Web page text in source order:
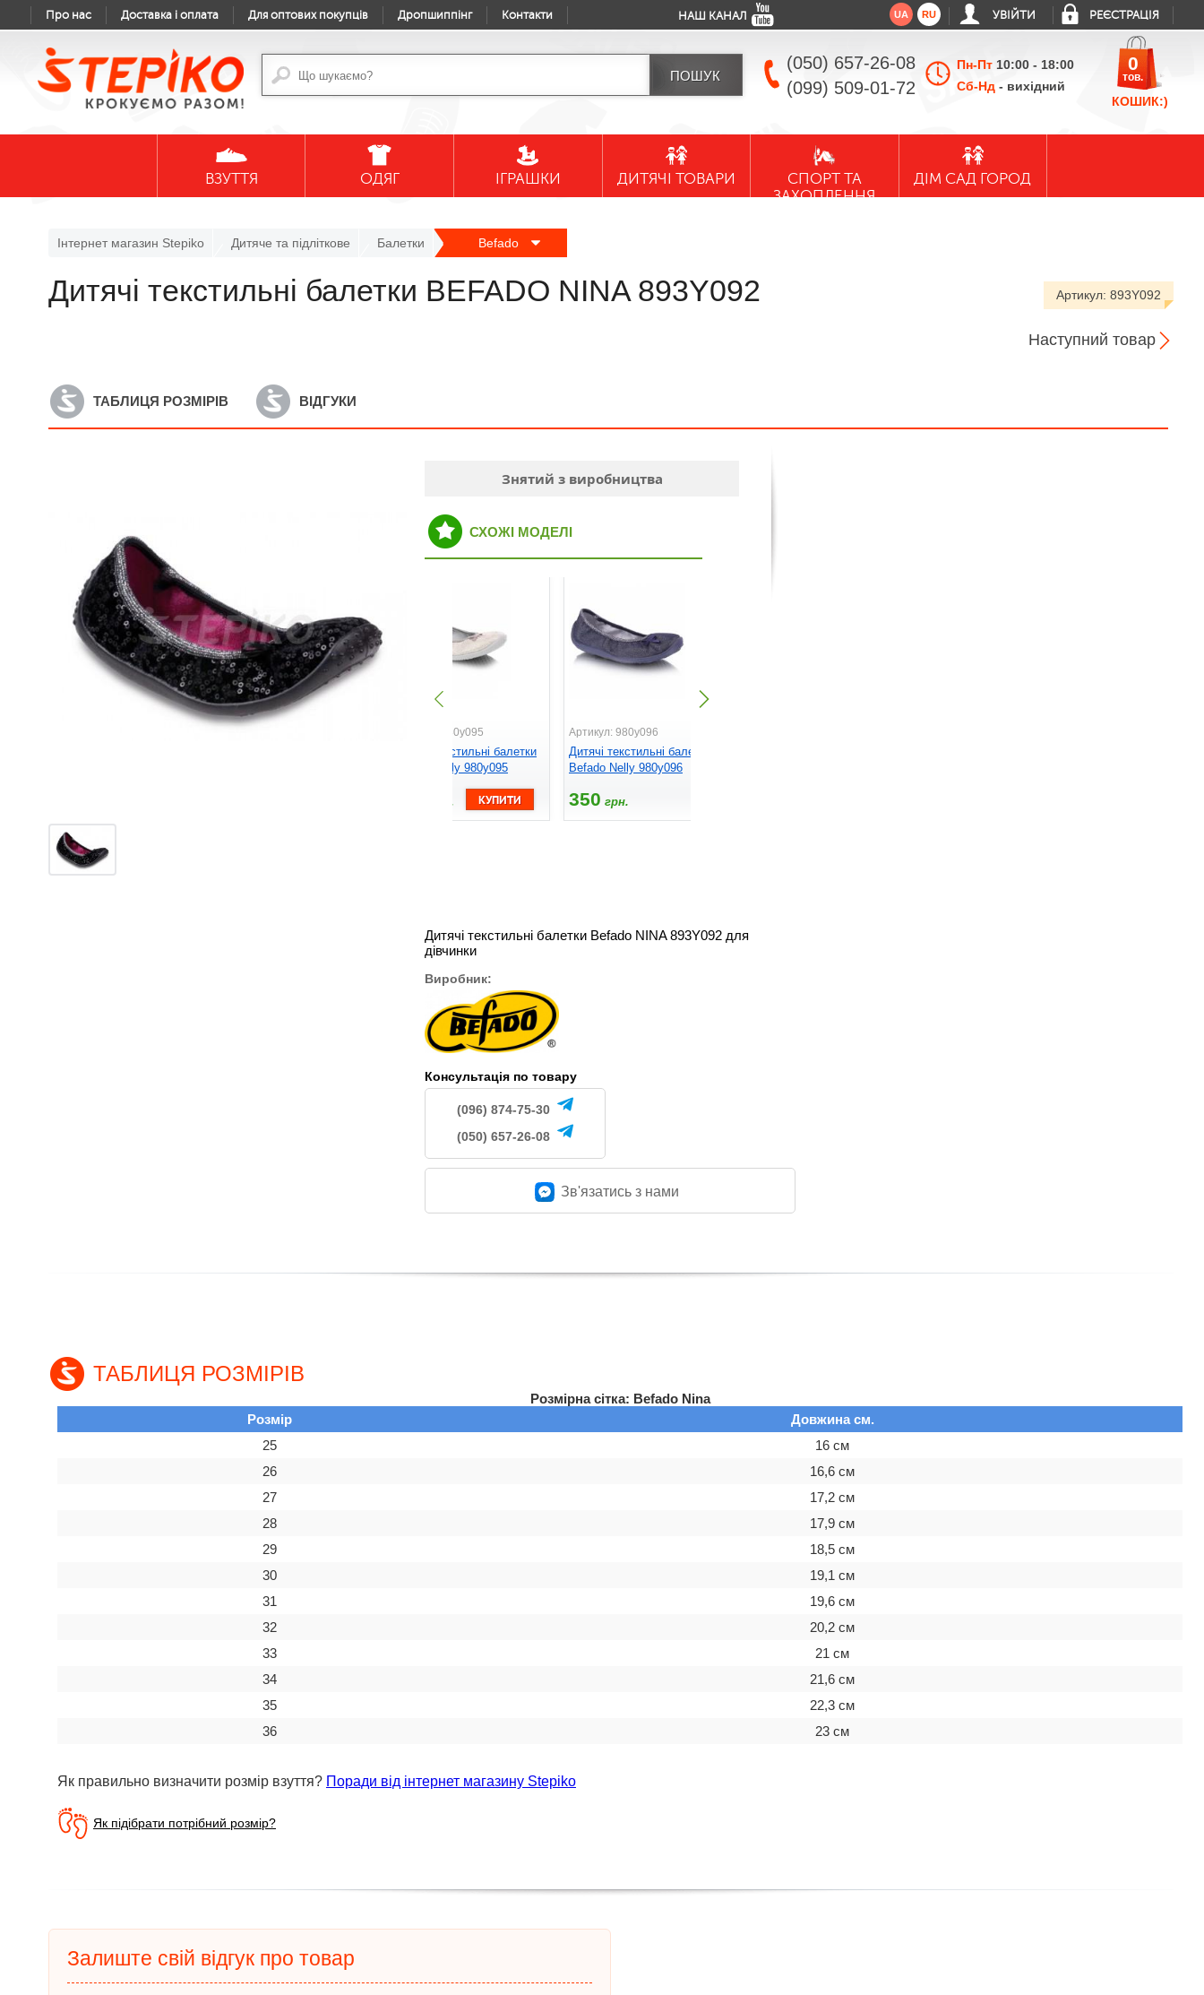
Про нас Доставка і оплата Для оптових покупців Дропшиппінг Контакти НАШ КАНАЛ UA RU УВІЙТИ РЕЄСТРАЦІЯ
(050) 657-26-08
(099) 509-01-72
Пн-Пт 10:00 - 18:00
Сб-Нд - вихідний
КОШИК:)
0
тов.
ВЗУТТЯ ОДЯГ ІГРАШКИ ДИТЯЧІ ТОВАРИ
СПОРТ ТА
ЗАХОПЛЕННЯ
ДІМ САД ГОРОД
Інтернет магазин Stepiko Дитяче та підліткове Балетки Befado
Дитячі текстильні балетки BEFADO NINA 893Y092 Артикул: 893Y092
Наступний товар
ТАБЛИЦЯ РОЗМІРІВ ВІДГУКИ
Знятий з виробництва
СХОЖІ МОДЕЛІ
Артикул: 980y095
Дитячі текстильні балетки
Befado Nelly 980y095
грн.
Артикул: 980y096
Дитячі текстильні балетки
Befado Nelly 980y096
350 грн.
Дитячі текстильні балетки Befado NINA 893Y092 для
дівчинки
Виробник:
Консультація по товару
(096) 874-75-30
(050) 657-26-08
Зв'язатись з нами
ТАБЛИЦЯ РОЗМІРІВ
Розмірна сітка: Befado Nina
Розмір
Довжина см.
25
16 см
26
16,6 см
27
17,2 см
28
17,9 см
29
18,5 см
30
19,1 см
31
19,6 см
32
20,2 см
33
21 см
34
21,6 см
35
22,3 см
36
23 см
Як правильно визначити розмір взуття? Поради від інтернет магазину Stepiko
Як підібрати потрібний розмір?
Залиште свій відгук про товар